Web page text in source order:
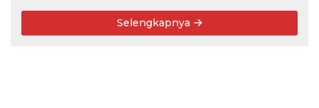
Selengkapnya